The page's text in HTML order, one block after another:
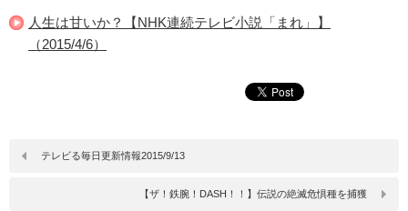
人生は甘いか？【NHK連続テレビ小説「まれ」】
（2015/4/6）
テレビる毎日更新情報2015/9/13
【ザ！鉄腕！DASH！！】伝説の絶滅危惧種を捕獲